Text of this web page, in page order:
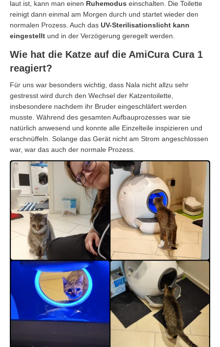
laut ist, kann man einen Ruhemodus einschalten. Die Toilette
reinigt dann einmal am Morgen durch und startet wieder den
normalen Prozess. Auch das UV-Sterilisationslicht kann
eingestellt und in der Verzögerung geregelt werden.
Wie hat die Katze auf die AmiCura Cura 1
reagiert?
Für uns war besonders wichtig, dass Nala nicht allzu sehr
gestresst wird durch den Wechsel der Katzentoilette,
insbesondere nachdem ihr Bruder eingeschläfert werden
musste. Während des gesamten Aufbauprozesses war sie
natürlich anwesend und konnte alle Einzelteile inspizieren und
erschnüffeln. Solange das Gerät nicht am Strom angeschlossen
war, war das auch der normale Prozess.